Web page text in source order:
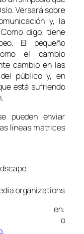
Versará sobre
y, la
digo, tiene
El pequeño
el cambio
cambio en las
público y, en
está sufriendo
pueden enviar
líneas matrices
organizations
en:
o
.